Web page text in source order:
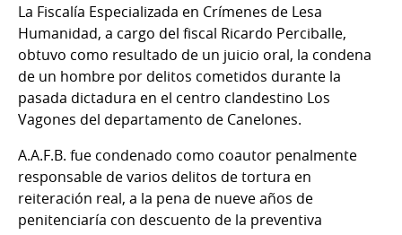
La Fiscalía Especializada en Crímenes de Lesa
Humanidad, a cargo del fiscal Ricardo Perciballe,
obtuvo como resultado de un juicio oral, la condena
de un hombre por delitos cometidos durante la
pasada dictadura en el centro clandestino Los
Vagones del departamento de Canelones.
A.A.F.B. fue condenado como coautor penalmente
responsable de varios delitos de tortura en
reiteración real, a la pena de nueve años de
penitenciaría con descuento de la preventiva